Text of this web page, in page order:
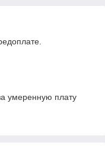
умеренную плату